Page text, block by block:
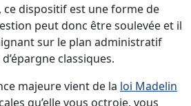
ce dispositif est une forme de
peut donc être soulevée et il
sur le plan administratif
classiques.
majeure vient de la loi Madelin
qu’elle vous octroie, vous